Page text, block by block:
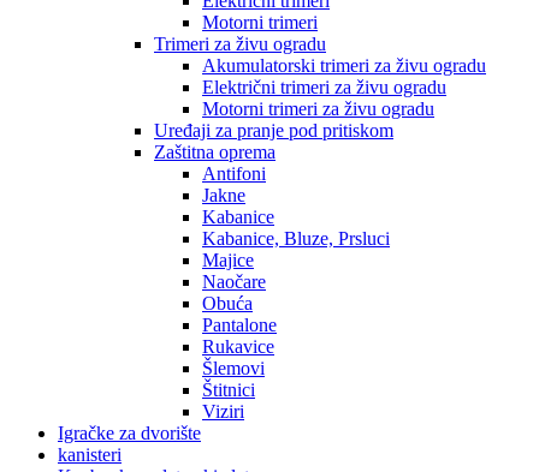
Motorni trimeri
Trimeri za živu ogradu
Akumulatorski trimeri za živu ogradu
Električni trimeri za živu ogradu
Motorni trimeri za živu ogradu
Uređaji za pranje pod pritiskom
Zaštitna oprema
Antifoni
Jakne
Kabanice
Kabanice, Bluze, Prsluci
Majice
Naočare
Obuća
Pantalone
Rukavice
Šlemovi
Štitnici
Viziri
Igračke za dvorište
kanisteri